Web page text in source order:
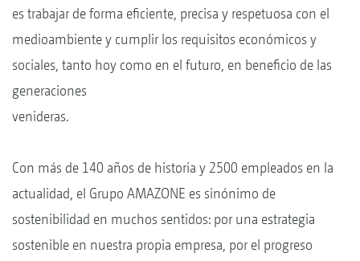
es trabajar de forma eficiente, precisa y respetuosa con el
medioambiente y cumplir los requisitos económicos y
sociales, tanto hoy como en el futuro, en beneficio de las
generaciones
venideras.
Con más de 140 años de historia y 2500 empleados en la
actualidad, el Grupo AMAZONE es sinónimo de
sostenibilidad en muchos sentidos: por una estrategia
sostenible en nuestra propia empresa, por el progreso